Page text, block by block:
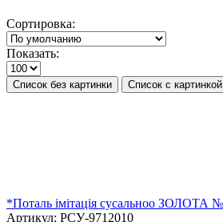
Сортировка:
Показать:
Список без картинки Список с картинкой
*Поталь імітація сусальноо ЗОЛОТА
Артикул: РСУ-9712010